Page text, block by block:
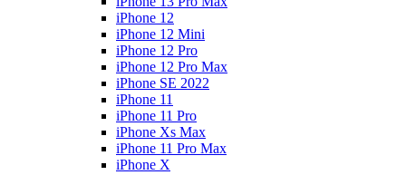
iPhone 12
iPhone 12 Mini
iPhone 12 Pro
iPhone 12 Pro Max
iPhone SE 2022
iPhone 11
iPhone 11 Pro
iPhone Xs Max
iPhone 11 Pro Max
iPhone X